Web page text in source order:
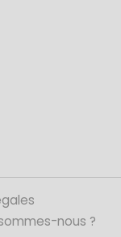
nous ?